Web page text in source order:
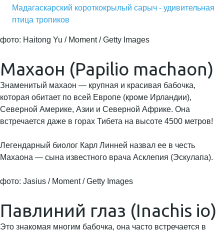
Мадагаскарский короткокрылый сарыч - удивительная
птица тропиков
фото: Haitong Yu / Moment / Getty Images
Махаон (Papilio machaon)
Знаменитый махаон — крупная и красивая бабочка,
которая обитает по всей Европе (кроме Ирландии),
Северной Америке, Азии и Северной Африке. Она
встречается даже в горах Тибета на высоте 4500 метров!
Легендарный биолог Карл Линней назвал ее в честь
Махаона — сына известного врача Асклепия (Эскулапа).
фото: Jasius / Moment / Getty Images
Павлиний глаз (Inachis io)
Это знакомая многим бабочка, она часто встречается в